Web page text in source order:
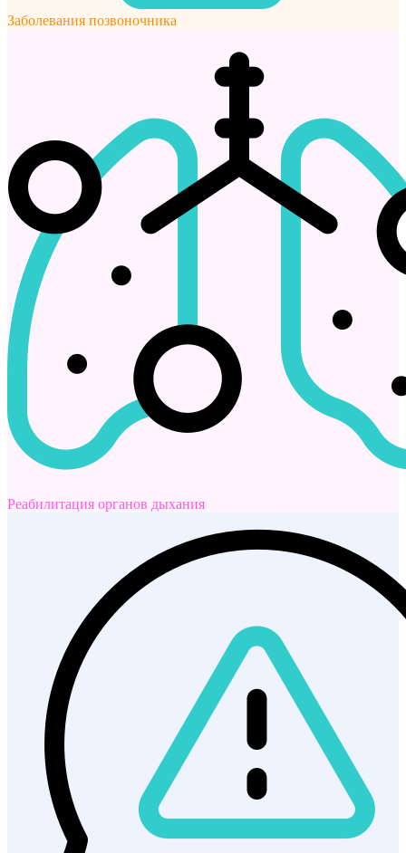
Заболевания позвоночника
Реабилитация органов дыхания